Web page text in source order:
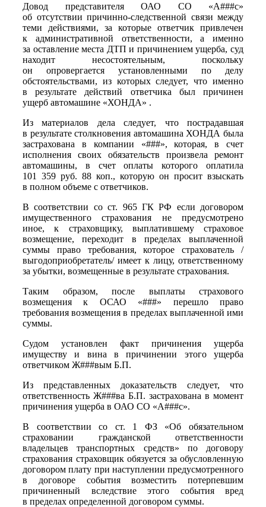
Довод представителя ОАО СО «А###с»
об отсутствии причинно-следственной связи между
теми действиями, за которые ответчик привлечен
к административной ответственности, а именно
за оставление места ДТП и причинением ущерба, суд
находит несостоятельным, поскольку
он опровергается установленными по делу
обстоятельствами, из которых следует, что именно
в результате действий ответчика был причинен
ущерб автомашине «ХОНДА» .
Из материалов дела следует, что пострадавшая
в результате столкновения автомашина ХОНДА была
застрахована в компании «###», которая, в счет
исполнения своих обязательств произвела ремонт
автомашины, в счет оплаты которого оплатила
101 359 руб. 88 коп., которую он просит взыскать
в полном объеме с ответчиков.
В соответствии со ст. 965 ГК РФ если договором
имущественного страхования не предусмотрено
иное, к страховщику, выплатившему страховое
возмещение, переходит в пределах выплаченной
суммы право требования, которое страхователь /
выгодоприобретатель/ имеет к лицу, ответственному
за убытки, возмещенные в результате страхования.
Таким образом, после выплаты страхового
возмещения к ОСАО «###» перешло право
требования возмещения в пределах выплаченной ими
суммы.
Судом установлен факт причинения ущерба
имуществу и вина в причинении этого ущерба
ответчиком Ж###вым Б.П.
Из представленных доказательств следует, что
ответственность Ж###ва Б.П. застрахована в момент
причинения ущерба в ОАО СО «А###с».
В соответствии со ст. 1 ФЗ «Об обязательном
страховании гражданской ответственности
владельцев транспортных средств» по договору
страхования страховщик обязуется за обусловленную
договором плату при наступлении предусмотренного
в договоре события возместить потерпевшим
причиненный вследствие этого события вред
в пределах определенной договором суммы.